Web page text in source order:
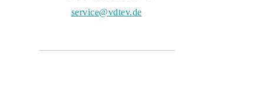
service@vdtev.de